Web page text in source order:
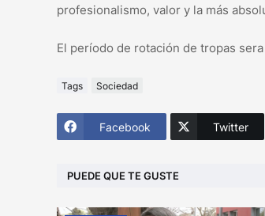
profesionalismo, valor y la más
El período de rotación de tropas
Tags Sociedad
Facebook Twitter
PUEDE QUE TE GUSTE